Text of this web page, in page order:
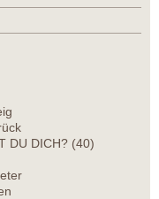
DU DICH? (40)